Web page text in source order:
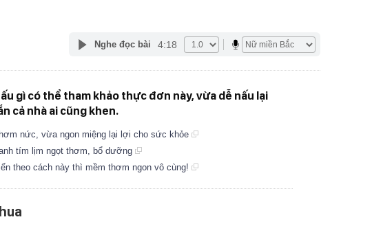
Nghe đọc bài 4:18
gì có thể tham khảo thực đơn này, vừa dễ nấu lại
cả nhà ai cũng khen.
nức, vừa ngon miệng lại lợi cho sức khỏe
tím lịm ngọt thơm, bổ dưỡng
theo cách này thì mềm thơm ngon vô cùng!